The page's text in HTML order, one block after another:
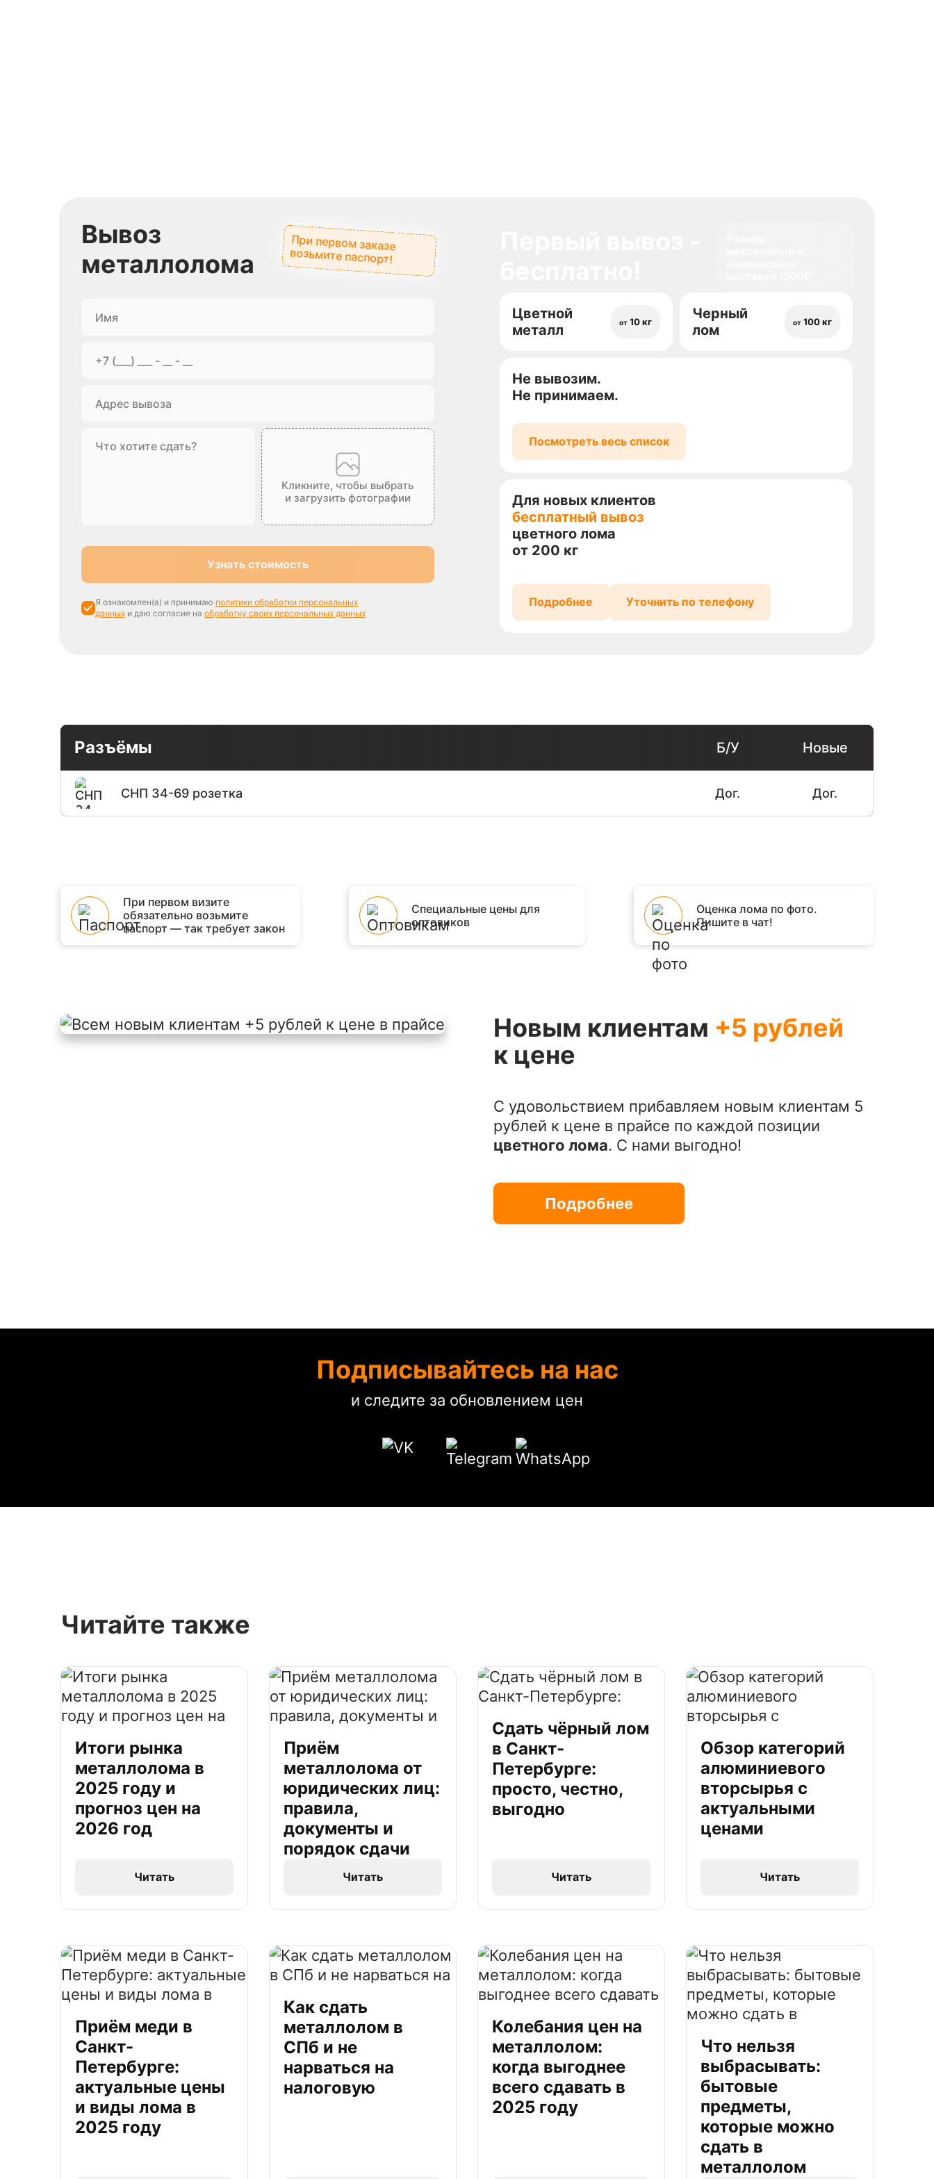
Вывоз
металлолома
При первом заказе
возьмите паспорт!
Кликните, чтобы выбрать
и загрузить фотографии
Узнать стоимость
Я ознакомлен(а) и принимаю политики обработки персональных
данных и даю согласие на обработку своих персональных данных
Цветной
металл
от 10 кг
Черный
лом
от 100 кг
Не вывозим.
Не принимаем.
Посмотреть весь список
Для новых клиентов
бесплатный вывоз
цветного лома
от 200 кг
Подробнее Уточнить по телефону
Разъёмы Б/У Новые
СНП 34-69 розетка Дог. Дог.
При первом визите
обязательно возьмите
паспорт — так требует закон
Специальные цены для
оптовиков
Оценка лома по фото.
Пишите в чат!
Новым клиентам +5 рублей
к цене
С удовольствием прибавляем новым клиентам 5
рублей к цене в прайсе по каждой позиции
цветного лома. С нами выгодно!
Подробнее
Подписывайтесь на нас
и следите за обновлением цен
Читайте также
Итоги рынка
металлолома в
2025 году и
прогноз цен на
2026 год
Читать
Приём
металлолома от
юридических лиц:
правила,
документы и
порядок сдачи
Читать
Сдать чёрный лом
в Санкт-
Петербурге:
просто, честно,
выгодно
Читать
Обзор категорий
алюминиевого
вторсырья с
актуальными
ценами
Читать
Приём меди в
Санкт-
Петербурге:
актуальные цены
и виды лома в
2025 году
Как сдать
металлолом в
СПб и не
нарваться на
налоговую
Колебания цен на
металлолом:
когда выгоднее
всего сдавать в
2025 году
Что нельзя
выбрасывать:
бытовые
предметы,
которые можно
сдать в
металлолом